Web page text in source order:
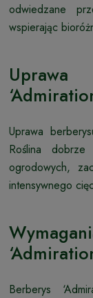
odwiedzane
wspierając
Uprawa
Uprawa
Roślina
ogrodowych,
intensywnego
Berberys